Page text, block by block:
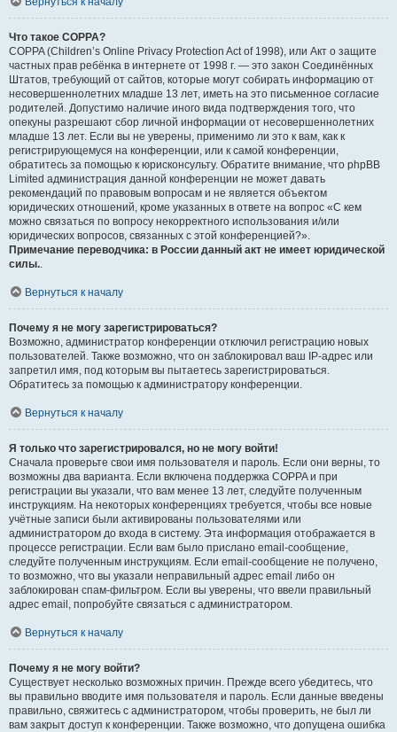
Что такое COPPA?
COPPA (Children’s Online Privacy Protection Act of 1998), или Акт о защите
частных прав ребёнка в интернете от 1998 г. — это закон Соединённых
Штатов, требующий от сайтов, которые могут собирать информацию от
несовершеннолетних младше 13 лет, иметь на это письменное согласие
родителей. Допустимо наличие иного вида подтверждения того, что
опекуны разрешают сбор личной информации от несовершеннолетних
младше 13 лет. Если вы не уверены, применимо ли это к вам, как к
регистрирующемуся на конференции, или к самой конференции,
обратитесь за помощью к юрисконсульту. Обратите внимание, что phpBB
Limited администрация данной конференции не может давать
рекомендаций по правовым вопросам и не является объектом
юридических отношений, кроме указанных в ответе на вопрос «С кем
можно связаться по вопросу некорректного использования и/или
юридических вопросов, связанных с этой конференцией?».
Примечание переводчика: в России данный акт не имеет юридической
силы..
Вернуться к началу
Почему я не могу зарегистрироваться?
Возможно, администратор конференции отключил регистрацию новых
пользователей. Также возможно, что он заблокировал ваш IP-адрес или
запретил имя, под которым вы пытаетесь зарегистрироваться.
Обратитесь за помощью к администратору конференции.
Вернуться к началу
Я только что зарегистрировался, но не могу войти!
Сначала проверьте свои имя пользователя и пароль. Если они верны, то
возможны два варианта. Если включена поддержка COPPA и при
регистрации вы указали, что вам менее 13 лет, следуйте полученным
инструкциям. На некоторых конференциях требуется, чтобы все новые
учётные записи были активированы пользователями или
администратором до входа в систему. Эта информация отображается в
процессе регистрации. Если вам было прислано email-сообщение,
следуйте полученным инструкциям. Если email-сообщение не получено,
то возможно, что вы указали неправильный адрес email либо он
заблокирован спам-фильтром. Если вы уверены, что ввели правильный
адрес email, попробуйте связаться с администратором.
Вернуться к началу
Почему я не могу войти?
Существует несколько возможных причин. Прежде всего убедитесь, что
вы правильно вводите имя пользователя и пароль. Если данные введены
правильно, свяжитесь с администратором, чтобы проверить, не был ли
вам закрыт доступ к конференции. Также возможно, что допущена ошибка